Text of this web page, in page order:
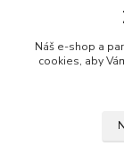
Náš e-shop a
cookies, aby